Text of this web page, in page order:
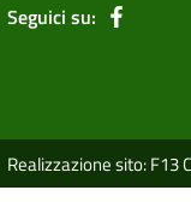
Seguici su:
Realizzazione sito: F13